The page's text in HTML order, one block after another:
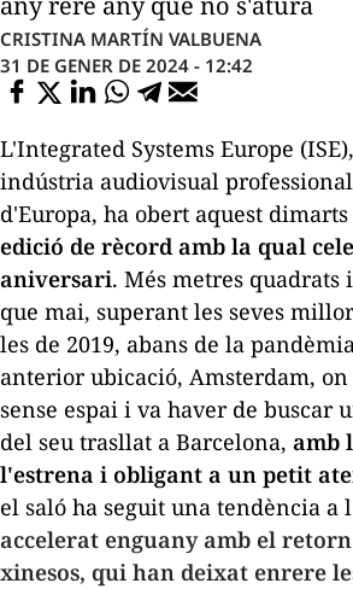
CRISTINA MARTÍN VALBUENA
31 DE GENER DE 2024 - 12:42
L'Integrated Systems Europe
indústria audiovisual
d'Europa, ha obert aquest
edició de rècord amb la qual
aniversari. Més metres quadrats
que mai, superant les seves
les de 2019, abans de la
anterior ubicació, Amsterdam, on
sense espai i va haver de buscar
del seu trasllat a Barcelona, amb
l'estrena i obligant a un petit
el saló ha seguit una tendència a
accelerat enguany amb el retorn
xinesos, qui han deixat enrere